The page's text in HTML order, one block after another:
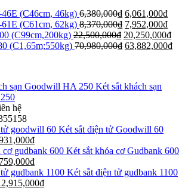
(C46cm, 46kg) 6,380,000₫ 6,061,000₫
(C61cm, 62kg) 8,370,000₫ 7,952,000₫
(C99cm,200kg) 22,500,000₫ 20,250,000₫
(C1,65m;550kg) 70,980,000₫ 63,882,000₫
Két sắt khách sạn
hệ
Két sắt điện tử Goodwill 60
₫
Két sắt khóa cơ Gudbank 600
₫
Két sắt điện tử gudbank 1100
₫